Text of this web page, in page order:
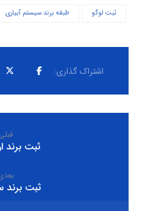
ثبت لوگو طبقه برند سیستم آبیاری
قبلی
ثبت برند
ثبت